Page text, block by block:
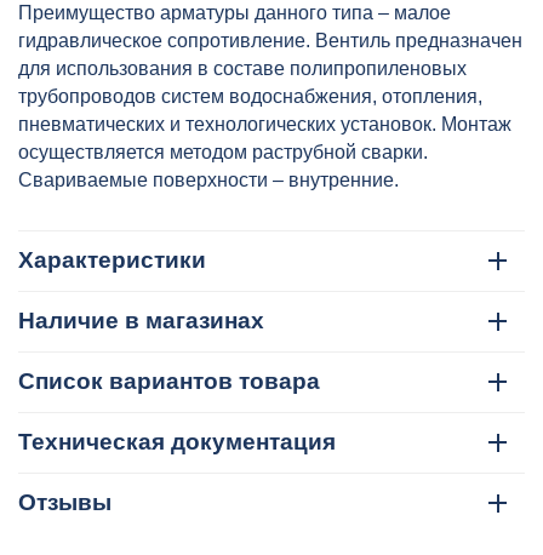
Преимущество арматуры данного типа – малое
гидравлическое сопротивление. Вентиль предназначен
для использования в составе полипропиленовых
трубопроводов систем водоснабжения, отопления,
пневматических и технологических установок. Монтаж
осуществляется методом раструбной сварки.
Свариваемые поверхности – внутренние.
Характеристики
Наличие в магазинах
Список вариантов товара
Техническая документация
Отзывы